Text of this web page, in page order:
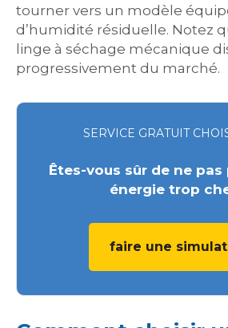
tourner vers un modèle
d’humidité résiduelle. Notez
linge à séchage mécanique
progressivement du marché.
SERVICE GRATUIT
Êtes-vous sûr de ne
énergie trop
faire une